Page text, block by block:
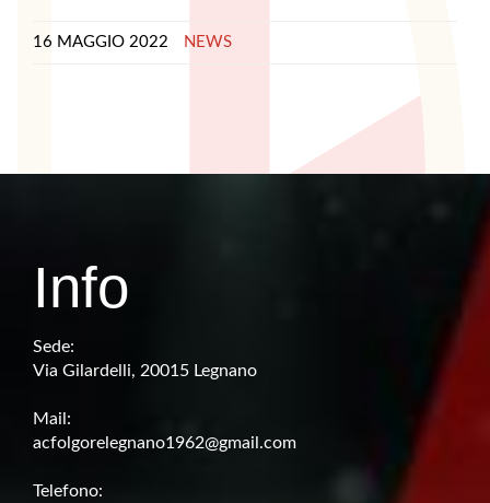
16 MAGGIO 2022 NEWS
Info
Sede:
Via Gilardelli, 20015 Legnano
Mail:
acfolgorelegnano1962@gmail.com
Telefono: